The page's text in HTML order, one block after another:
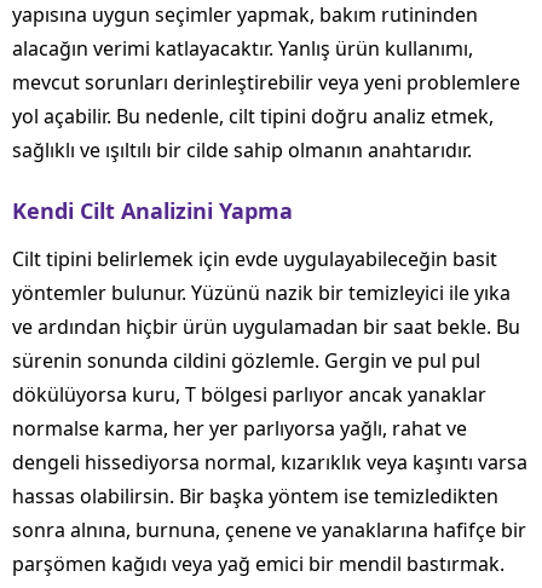
yapısına uygun seçimler yapmak, bakım rutininden
alacağın verimi katlayacaktır. Yanlış ürün kullanımı,
mevcut sorunları derinleştirebilir veya yeni problemlere
yol açabilir. Bu nedenle, cilt tipini doğru analiz etmek,
sağlıklı ve ışıltılı bir cilde sahip olmanın anahtarıdır.
Kendi Cilt Analizini Yapma
Cilt tipini belirlemek için evde uygulayabileceğin basit
yöntemler bulunur. Yüzünü nazik bir temizleyici ile yıka
ve ardından hiçbir ürün uygulamadan bir saat bekle. Bu
sürenin sonunda cildini gözlemle. Gergin ve pul pul
dökülüyorsa kuru, T bölgesi parlıyor ancak yanaklar
normalse karma, her yer parlıyorsa yağlı, rahat ve
dengeli hissediyorsa normal, kızarıklık veya kaşıntı varsa
hassas olabilirsin. Bir başka yöntem ise temizledikten
sonra alnına, burnuna, çenene ve yanaklarına hafifçe bir
parşömen kağıdı veya yağ emici bir mendil bastırmak.